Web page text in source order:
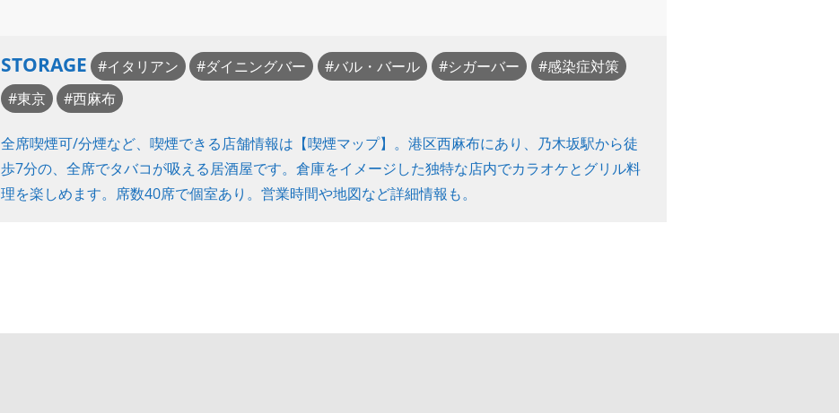
STORAGE イタリアン ダイニングバー バル・バール シガーバー
感染症対策
東京
西麻布
全席喫煙可/分煙など、喫煙できる店舗情報は【喫煙マップ】。港区西麻布にあり、乃木坂駅から徒
歩7分の、全席でタバコが吸える居酒屋です。倉庫をイメージした独特な店内でカラオケとグリル料
理を楽しめます。席数40席で個室あり。営業時間や地図など詳細情報も。